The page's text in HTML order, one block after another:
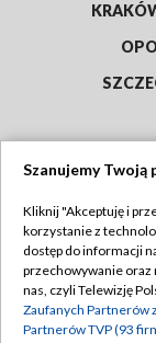
Abonament
Emisja w TVP
Szanujemy Twoją
Kliknij "Akceptuję i
korzystanie z
dostęp do informacji
przechowywanie oraz
nas, czyli Telewizję
Zaufanych Partnerów
Partnerów TVP (93